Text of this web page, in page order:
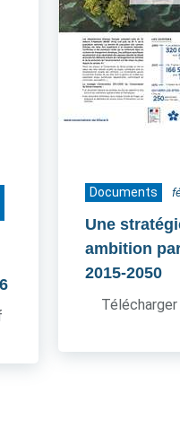
Documents
Une
ambition
2015-2050